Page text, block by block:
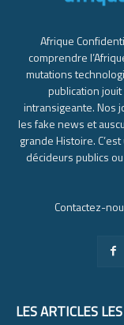
Afrique
comprendre
mutations
publication
intransigeante. Nos
les fake news et
grande Histoire.
décideurs publics
Contactez-
LES ARTICLES